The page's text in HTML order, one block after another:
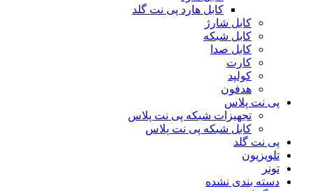
کابل هارد پی نت گلد
کابل شارژ
کابل شبکه
کابل صدا
کارت
کولپد
هدفون
پی نت پلاس
تجهیزات شبکه پی نت پلاس
کابل شبکه پی نت پلاس
پی نت گلد
تلویزیون
تونر
دسته بندی نشده